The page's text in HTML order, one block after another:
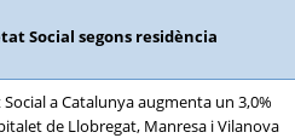
Social segons residència
a Catalunya augmenta un 3,0%
de Llobregat, Manresa i Vilanova